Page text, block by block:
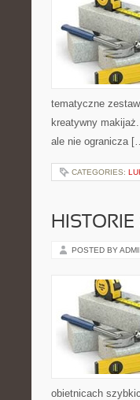
tematyczne
kreatywny
ale nie ogranicza
CATEGORIES:
POSTED BY
obietnicach